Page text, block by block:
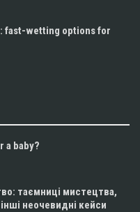
fast-wetting options for
a baby?
таємниці мистецтва,
неочевидні кейси